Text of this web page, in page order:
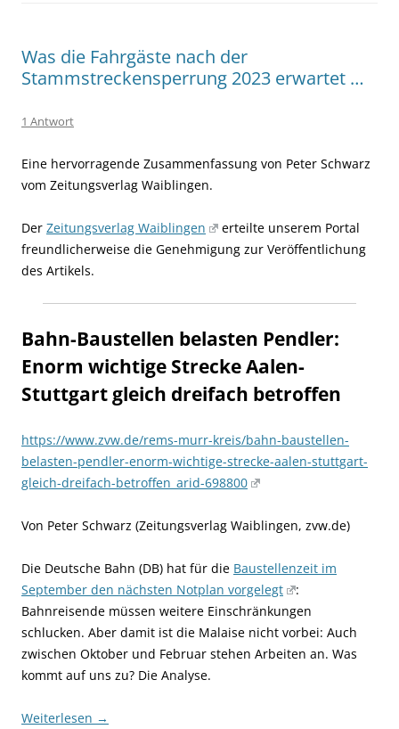
Was die Fahrgäste nach der
Stammstreckensperrung 2023 erwartet …
1 Antwort
Eine hervorragende Zusammenfassung von Peter Schwarz
vom Zeitungsverlag Waiblingen.
Der Zeitungsverlag Waiblingen
erteilte unserem Portal
freundlicherweise die Genehmigung zur Veröffentlichung
des Artikels.
Bahn-Baustellen belasten Pendler:
Enorm wichtige Strecke Aalen-
Stuttgart gleich dreifach betroffen
https://www.zvw.de/rems-murr-kreis/bahn-baustellen-
belasten-pendler-enorm-wichtige-strecke-aalen-stuttgart-
gleich-dreifach-betroffen_arid-698800
Von Peter Schwarz (Zeitungsverlag Waiblingen, zvw.de)
Die Deutsche Bahn (DB) hat für die Baustellenzeit im
September den nächsten Notplan vorgelegt
:
Bahnreisende müssen weitere Einschränkungen
schlucken. Aber damit ist die Malaise nicht vorbei: Auch
zwischen Oktober und Februar stehen Arbeiten an. Was
kommt auf uns zu? Die Analyse.
Weiterlesen →